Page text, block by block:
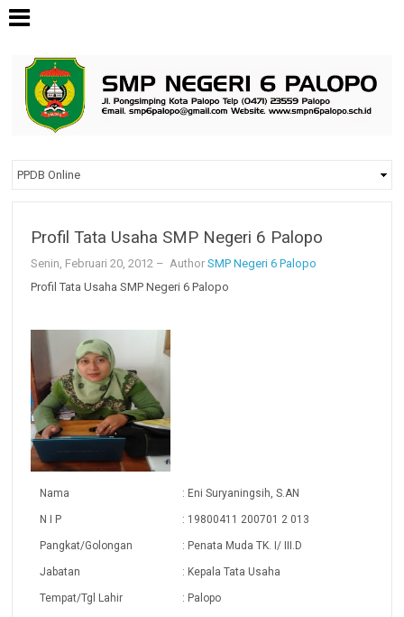
Profil Tata Usaha SMP Negeri 6 Palopo
Senin, Februari 20, 2012 – AuthorSMP Negeri 6 Palopo
Profil Tata Usaha SMP Negeri 6 Palopo
Nama : Eni Suryaningsih, S.AN
N I P : 19800411 200701 2 013
Pangkat/Golongan : Penata Muda TK. I/ III.D
Jabatan : Kepala Tata Usaha
Tempat/Tgl Lahir : Palopo